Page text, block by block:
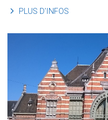
l PLUS D'INFOS